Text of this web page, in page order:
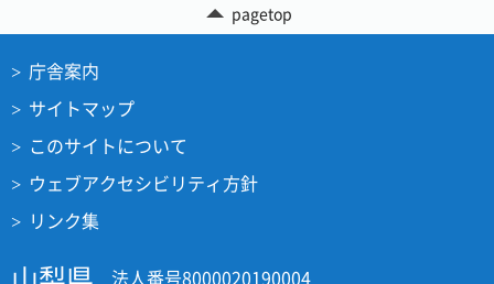
pagetop
庁舎案内
サイトマップ
このサイトについて
ウェブアクセシビリティ方針
リンク集
法人番号8000020190004